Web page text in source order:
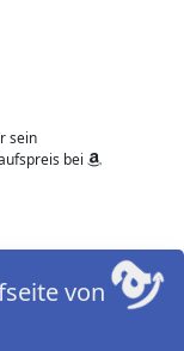
sein
bei
von